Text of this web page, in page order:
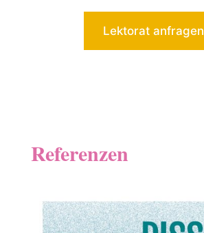
Lektorat anfragen
Referenzen